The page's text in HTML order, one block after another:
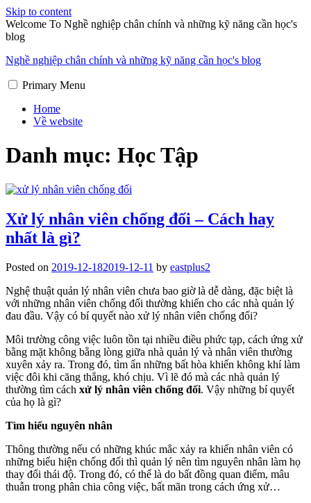
Skip to content
Welcome To Nghề nghiệp chân chính và những kỹ năng cần học's
blog
Nghề nghiệp chân chính và những kỹ năng cần học's blog
Primary Menu
Home
Về website
Danh mục: Học Tập
Xử lý nhân viên chống đối – Cách hay
nhất là gì?
Posted on 2019-12-182019-12-11 by eastplus2
Nghệ thuật quản lý nhân viên chưa bao giờ là dễ dàng, đặc biệt là
với những nhân viên chống đối thường khiến cho các nhà quản lý
đau đầu. Vậy có bí quyết nào xử lý nhân viên chống đối?
Môi trường công việc luôn tồn tại nhiều điều phức tạp, cách ứng xử
bằng mặt không bằng lòng giữa nhà quản lý và nhân viên thường
xuyên xảy ra. Trong đó, tìm ẩn những bất hòa khiến không khí làm
việc đôi khi căng thẳng, khó chịu. Vì lẽ đó mà các nhà quản lý
thường tìm cách xử lý nhân viên chống đối. Vậy những bí quyết
của họ là gì?
Tìm hiểu nguyên nhân
Thông thường nếu có những khúc mắc xảy ra khiến nhân viên có
những biểu hiện chống đối thì quản lý nên tìm nguyên nhân làm họ
thay đổi thái độ. Trong đó, có thể là do bất đồng quan điểm, mâu
thuẫn trong phân chia công việc, bất mãn trong cách ứng xử…